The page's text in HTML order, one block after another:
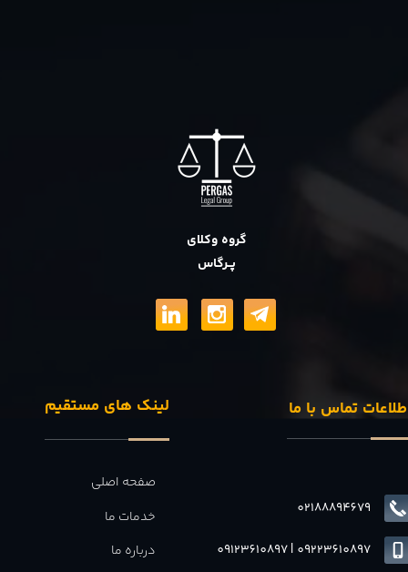
گروه وکلای
پــرگاس
لینک های مستقیم
صفحه اصلی
خدمات ما
درباره ما
تماس با ما
02188894679
09123610897| 09223610897